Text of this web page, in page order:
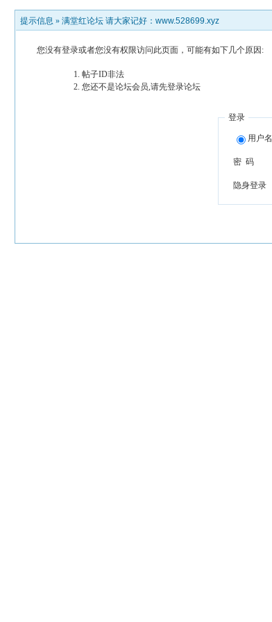
提示信息 » 满堂红论坛 请大家记好：www.528699.xyz
您没有登录或者您没有权限访问此页面，可能有如下几个原因:
帖子ID非法
您还不是论坛会员,请先登录论坛
登录
用户名
密 码
隐身登录